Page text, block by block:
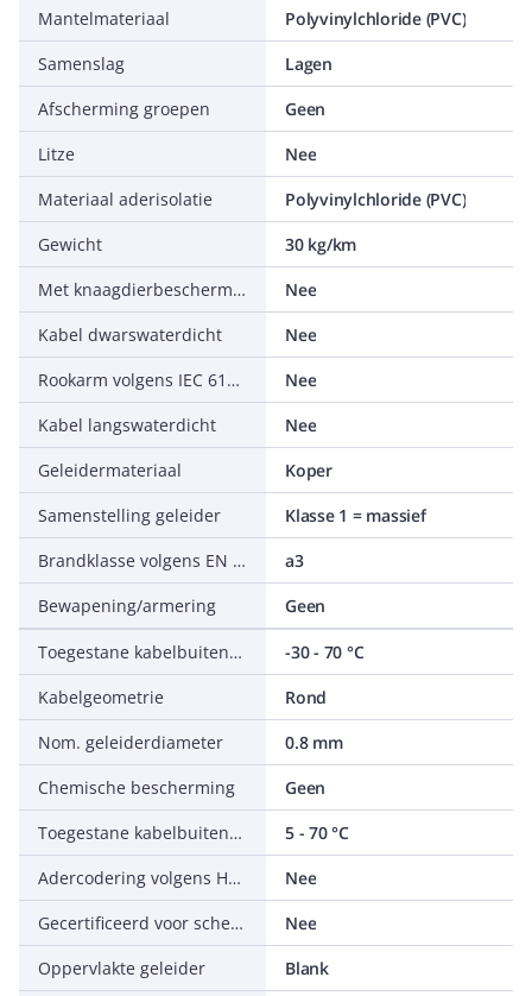
Mantelmateriaal
Polyvinylchloride (PVC)
Samenslag
Lagen
Afscherming groepen
Geen
Litze
Nee
Materiaal aderisolatie
Polyvinylchloride (PVC)
Gewicht
30 kg/km
Met knaagdierbescherming
Nee
Kabel dwarswaterdicht
Nee
Rookarm volgens IEC 61034-2
Nee
Kabel langswaterdicht
Nee
Geleidermateriaal
Koper
Samenstelling geleider
Klasse 1 = massief
Brandklasse volgens EN 13501-6: corrosiviteit/zuurgraad
a3
Bewapening/armering
Geen
Toegestane kabelbuitentemperatuur na montage zonder vibratie
-30 - 70 °C
Kabelgeometrie
Rond
Nom. geleiderdiameter
0.8 mm
Chemische bescherming
Geen
Toegestane kabelbuitentemperatuur tijdens montage/handeling
5 - 70 °C
Adercodering volgens HD 308 S2
Nee
Gecertificeerd voor scheepsapplicaties
Nee
Oppervlakte geleider
Blank